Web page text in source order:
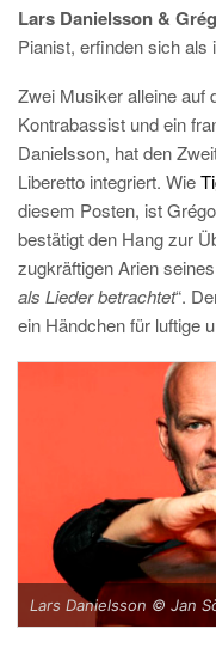
Lars Danielsson &
Pianist, erfinden sich
Zwei Musiker alleine auf
Kontrabassist und ein
Danielsson, hat den
Liberetto integriert. Wie
diesem Posten, ist
bestätigt den Hang zur
zugkräftigen Arien
als Lieder betrachtet“.
ein Händchen für luftige
Lars Danielsson © Jan